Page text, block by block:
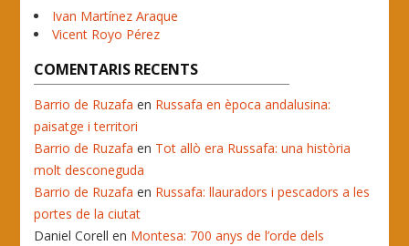
Ivan Martínez Araque
Vicent Royo Pérez
COMENTARIS RECENTS
Barrio de Ruzafa en Russafa en època andalusina:
paisatge i territori
Barrio de Ruzafa en Tot allò era Russafa: una història
molt desconeguda
Barrio de Ruzafa en Russafa: llauradors i pescadors a les
portes de la ciutat
Daniel Corell en Montesa: 700 anys de l’orde dels